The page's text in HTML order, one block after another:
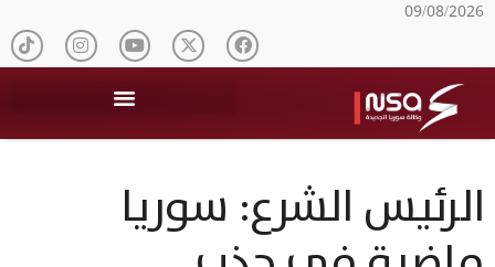
09/08/2026
الرئيس الشرع: سوريا